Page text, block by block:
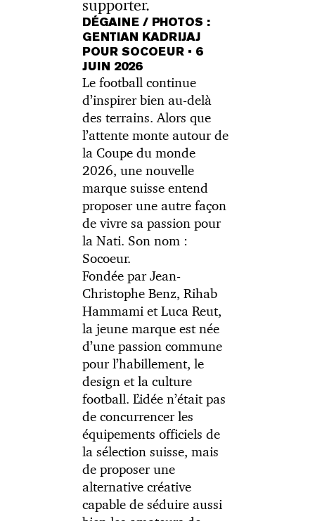
supporter.
DÉGAINE / PHOTOS :
GENTIAN KADRIJAJ
POUR SOCOEUR • 6
JUIN 2026
Le football continue
d’inspirer bien au-delà
des terrains. Alors que
l’attente monte autour de
la Coupe du monde
2026, une nouvelle
marque suisse entend
proposer une autre façon
de vivre sa passion pour
la Nati. Son nom :
Socoeur.
Fondée par Jean-
Christophe Benz, Rihab
Hammami et Luca Reut,
la jeune marque est née
d’une passion commune
pour l’habillement, le
design et la culture
football. L’idée n’était pas
de concurrencer les
équipements officiels de
la sélection suisse, mais
de proposer une
alternative créative
capable de séduire aussi